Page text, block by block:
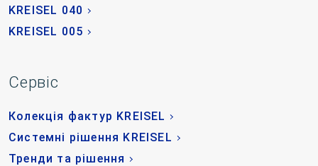
KREISEL 040
KREISEL 005
Сервіс
Колекція фактур KREISEL
Системні рішення KREISEL
Тренди та рішення